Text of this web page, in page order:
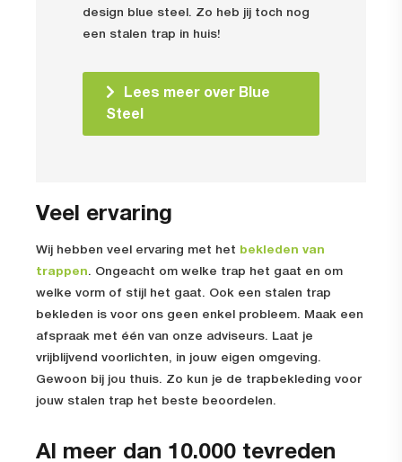
design blue steel. Zo heb jij toch nog
een stalen trap in huis!
Lees meer over Blue
Steel
Veel ervaring
Wij hebben veel ervaring met het bekleden van
trappen. Ongeacht om welke trap het gaat en om
welke vorm of stijl het gaat. Ook een stalen trap
bekleden is voor ons geen enkel probleem. Maak een
afspraak met één van onze adviseurs. Laat je
vrijblijvend voorlichten, in jouw eigen omgeving.
Gewoon bij jou thuis. Zo kun je de trapbekleding voor
jouw stalen trap het beste beoordelen.
Al meer dan 10.000 tevreden